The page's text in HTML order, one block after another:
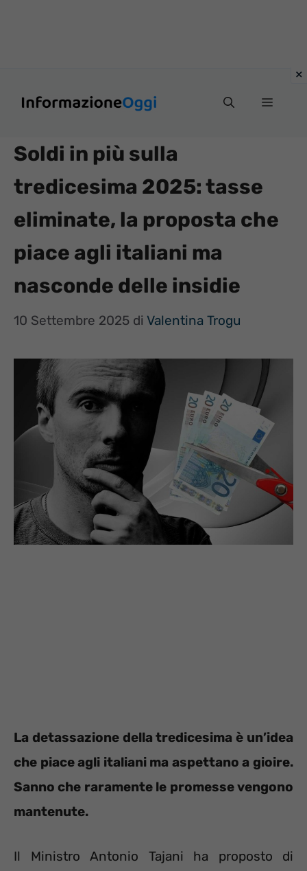
Menu
Soldi in più sulla
tredicesima 2025: tasse
eliminate, la proposta che
piace agli italiani ma
nasconde delle insidie
10 Settembre 2025 di Valentina Trogu
La detassazione della tredicesima è un’idea
che piace agli italiani ma aspettano a gioire.
Sanno che raramente le promesse vengono
mantenute.
Il Ministro Antonio Tajani ha proposto di